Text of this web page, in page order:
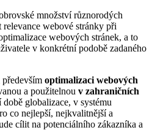
množství různorodých
webové stránky při
webových stránek, a to
v konkrétní podobě zadaného
optimalizaci webových
a použitelnou v zahraničních
době globalizace, v systému
co nejlepší, nejkvalitnější a
cílit na potenciálního zákazníka a